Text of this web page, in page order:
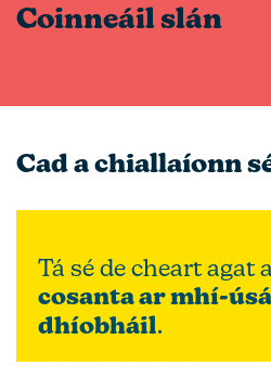
Cearta leanaí
Mol Eolais
Eolas Fúinn
Coinneáil slán
Cad a chiallaíonn
Tá sé de cheart agat
cosanta ar mhí-
dhíobháil.